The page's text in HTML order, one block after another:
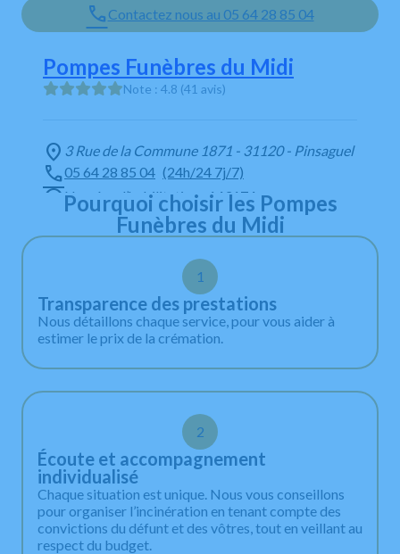
Contactez nous au 05 64 28 85 04
Pompes Funèbres du Midi
Note : 4.8 (41 avis)
3 Rue de la Commune 1871 - 31120 - Pinsaguel
05 64 28 85 04 (24h/24 7j/7)
Numéro d’habilitation : 143174
Lundi au Vendredi
09:00 - 12:00, 14:00 - 18:00
Dimanche
Fermé *
compris dimanches et jours fériés.
Pourquoi choisir les Pompes
Funèbres du Midi
1
Transparence des prestations
Nous détaillons chaque service, pour vous aider à
estimer le prix de la crémation.
2
Écoute et accompagnement
individualisé
Chaque situation est unique. Nous vous conseillons
pour organiser l’incinération en tenant compte des
convictions du défunt et des vôtres, tout en veillant au
respect du budget.